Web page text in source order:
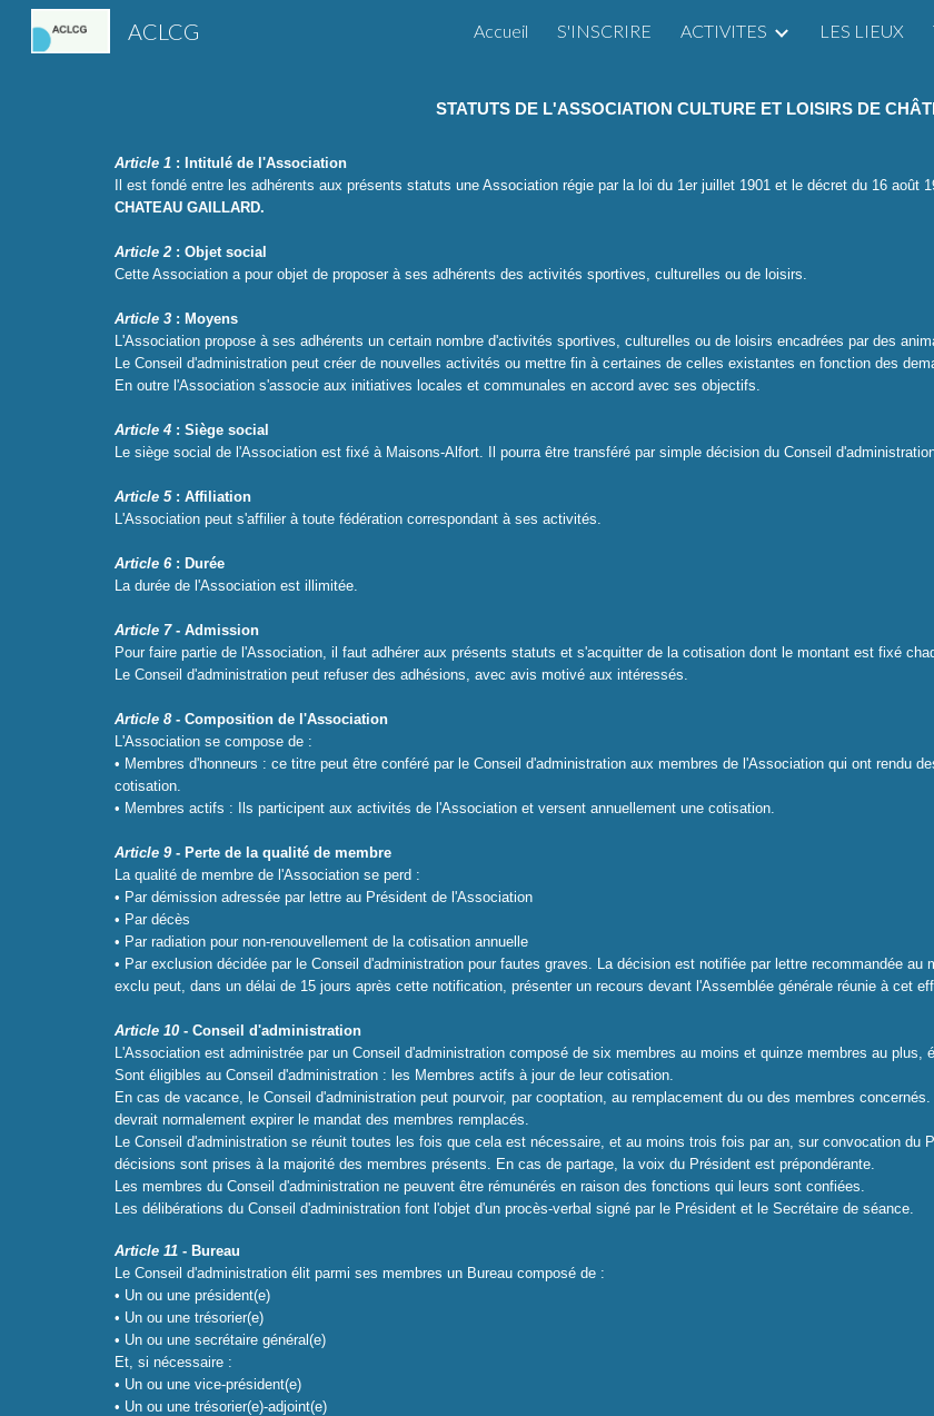
Skip to main content Skip to
ACLCG Accueil S'INSCRIRE ACTIVITES LES LIEUX
STATUTS DE L'ASSOCIATION CULTURE ET LOISIRS DE
Article 1: Intitulé de l'Association
Il est fondé entre les adhérents aux présents statuts une Association régie par la loi du 1er juillet 1901 et le décret du 16 août
CHATEAU GAILLARD.
Article 2: Objet social
Cette Association a pour objet de proposer à ses adhérents des activités sportives, culturelles ou de loisirs.
Article 3: Moyens
L'Association propose à ses adhérents un certain nombre d'activités sportives, culturelles ou de loisirs enca­drées par des
Le Conseil d'administration peut créer de nouvelles activités ou mettre fin à certaines de celles existantes en fonction des
En outre l'Association s'associe aux initiatives locales et communales en accord avec ses objectifs.
Article 4: Siège social
Le siège social de l'Association est fixé à Maisons-Alfort. Il pourra être transféré par simple décision du Conseil
Article 5: Affiliation
L'Association peut s'affilier à toute fédération correspondant à ses activités.
Article 6 : Durée
La durée de l'Association est illimitée.
Article 7- Admission
Pour faire partie de l'Association, il faut adhérer aux présents statuts et s'acquitter de la cotisation dont le montant est fixé
Le Conseil d'administration peut refuser des adhésions, avec avis motivé aux intéressés.
Article 8- Composition de l'Association
L'Association se compose de :
• Membres d'honneurs : ce titre peut être conféré par le Conseil d'administration aux membres de l'Asso­ciation qui ont rendu
cotisation.
• Membres actifs : Ils participent aux activités de l'Association et versent annuellement une cotisation.
Article 9- Perte de la qualité de membre
La qualité de membre de l'Association se perd :
• Par démission adressée par lettre au Président de l'Association
• Par décès
• Par radiation pour non-renouvellement de la cotisation annuelle
• Par exclusion décidée par le Conseil d'administration pour fautes graves. La décision est notifiée par lettre recommandée
exclu peut, dans un délai de 15 jours après cette notification, présenter un recours devant l'Assemblée générale réunie à cet
Article 10- Conseil d'administration
L'Association est administrée par un Conseil d'administration composé de six membres au moins et quinze membres au plus,
Sont éligibles au Conseil d'administration : les Membres actifs à jour de leur cotisation.
En cas de vacance, le Conseil d'administration peut pourvoir, par cooptation, au remplacement du ou des membres
devrait normale­ment expirer le mandat des membres remplacés.
Le Conseil d'administration se réunit toutes les fois que cela est nécessaire, et au moins trois fois par an, sur convocation du
décisions sont prises à la majo­rité des membres présents. En cas de partage, la voix du Président est prépondérante.
Les membres du Conseil d'administration ne peuvent être rémunérés en raison des fonctions qui leurs sont confiées.
Les délibérations du Conseil d'administration font l'objet d'un procès-verbal signé par le Président et le Secrétaire de séance.
Article 11- Bureau
Le Conseil d'administration élit parmi ses membres un Bureau composé de :
• Un ou une président(e)
• Un ou une trésorier(e)
• Un ou une secrétaire général(e)
Et, si nécessaire :
• Un ou une vice-président(e)
• Un ou une trésorier(e)-adjoint(e)